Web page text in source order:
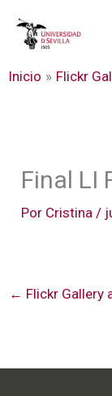
Inicio Flickr
Final LI
Por Cristina/
← Flickr Gallery